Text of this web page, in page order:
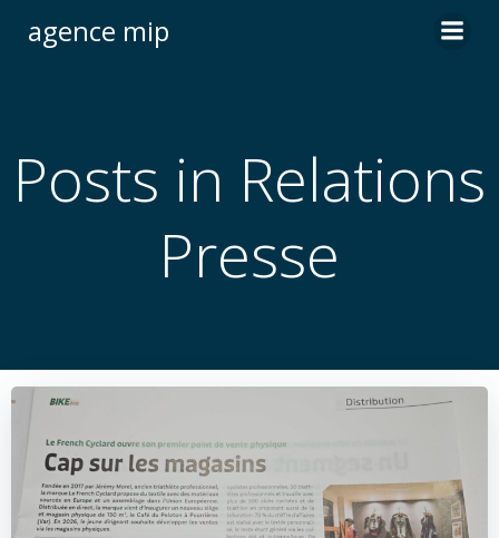
agence mip
Posts in Relations
Presse